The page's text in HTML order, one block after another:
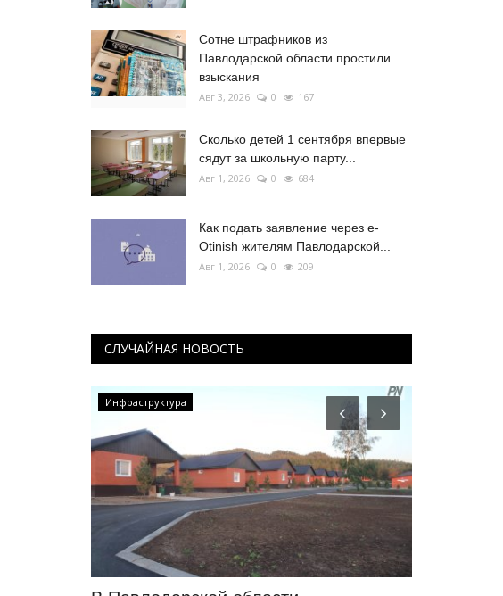
Сотне штрафников из
Павлодарской области простили
взыскания
Авг 3, 2026 0 167
Сколько детей 1 сентября впервые
сядут за школьную парту...
Авг 1, 2026 0 684
Как подать заявление через e-
Otinish жителям Павлодарской...
Авг 1, 2026 0 209
СЛУЧАЙНАЯ НОВОСТЬ
Инфраструктура